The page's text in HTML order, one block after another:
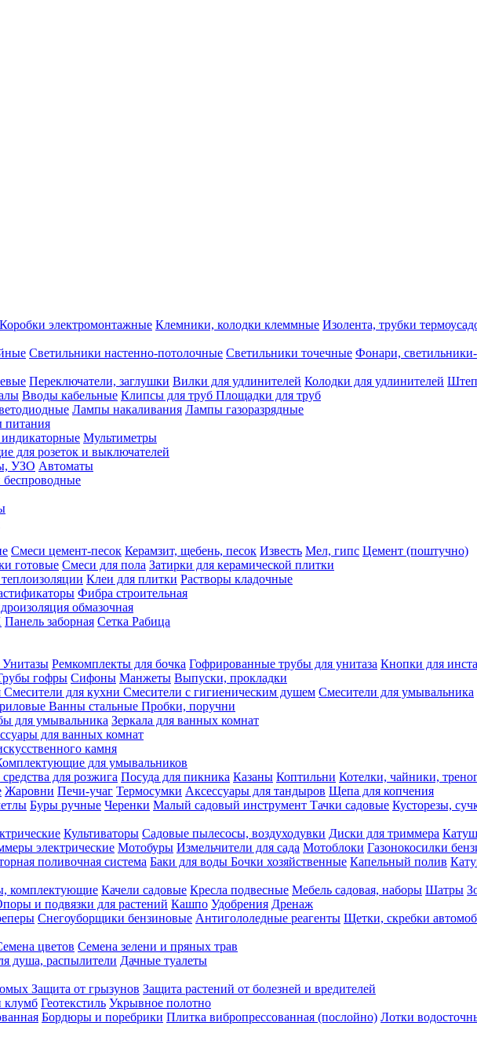
Коробки электромонтажные Клемники, колодки клеммные Изолента, трубки
Светильники настенно-потолочные Светильники точечные Фонари,
Переключатели, заглушки Вилки для удлинителей Колодки для удлинителей
Вводы кабельные Клипсы для труб Площадки для труб
Лампы накаливания Лампы газоразрядные
питания
Мультиметры
для розеток и выключателей
УЗО Автоматы
беспроводные
Смеси цемент-песок Керамзит, щебень, песок Известь Мел, гипс Цемент (поштучно)
готовые Смеси для пола Затирки для керамической плитки
Клеи для плитки Растворы кладочные
Фибра строительная
обмазочная
Панель заборная Сетка Рабица
Унитазы Ремкомплекты для бочка Гофрированные трубы для унитаза Кнопки для
гофры Сифоны Манжеты Выпуски, прокладки
Смесители для кухни Смесители с гигиеническим душем Смесители для умывальника
Ванны стальные Пробки, поручни
для умывальника Зеркала для ванных комнат
для ванных комнат
камня
для умывальников
для розжига Посуда для пикника Казаны Коптильни Котелки, чайники,
Жаровни Печи-учаг Термосумки Аксессуары для тандыров Щепа для копчения
Буры ручные Черенки Малый садовый инструмент Тачки садовые Кусторезы,
Культиваторы Садовые пылесосы, воздуходувки Диски для триммера
электрические Мотобуры Измельчители для сада Мотоблоки Газонокосилки
поливочная система Баки для воды Бочки хозяйственные Капельный полив
комплектующие Качели садовые Кресла подвесные Мебель садовая, наборы Шатры
и подвязки для растений Кашпо Удобрения Дренаж
Снегоуборщики бензиновые Антигололедные реагенты Щетки, скребки
цветов Семена зелени и пряных трав
душа, распылители Дачные туалеты
Защита от грызунов Защита растений от болезней и вредителей
клумб Геотекстиль Укрывное полотно
Бордюры и поребрики Плитка вибропрессованная (послойно) Лотки